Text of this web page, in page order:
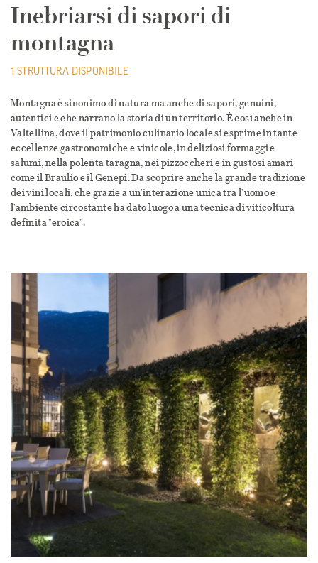
Inebriarsi di sapori di
montagna
1 STRUTTURA DISPONIBILE
Montagna è sinonimo di natura ma anche di sapori, genuini,
autentici e che narrano la storia di un territorio. È così anche in
Valtellina, dove il patrimonio culinario locale si esprime in tante
eccellenze gastronomiche e vinicole, in deliziosi formaggi e
salumi, nella polenta taragna, nei pizzoccheri e in gustosi amari
come il Braulio e il Genepì. Da scoprire anche la grande tradizione
dei vini locali, che grazie a un'interazione unica tra l'uomo e
l'ambiente circostante ha dato luogo a una tecnica di viticoltura
definita "eroica".